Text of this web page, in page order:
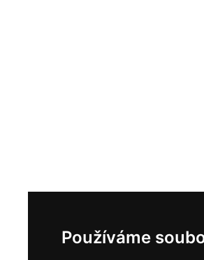
Používáme